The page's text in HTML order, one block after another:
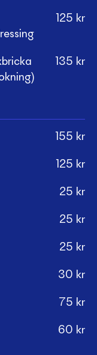
125 kr
135 kr
155 kr
125 kr
25 kr
25 kr
25 kr
30 kr
75 kr
60 kr